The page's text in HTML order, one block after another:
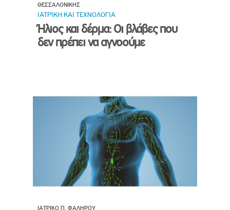
ΘΕΣΣΑΛΟΝΙΚΗΣ
ΙΑΤΡΙΚΗ ΚΑΙ ΤΕΧΝΟΛΟΓΙΑ
Ήλιος και δέρμα: Οι βλάβες που
δεν πρέπει να αγνοούμε
ΙΑΤΡΙΚΟ Π. ΦΑΛΗΡΟΥ